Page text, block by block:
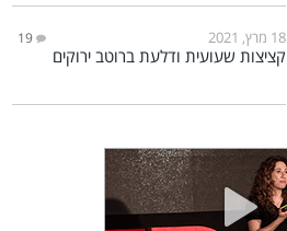
18 מרץ, 2021 19
קציצות שעועית ודלעת ברוטב ירוקים